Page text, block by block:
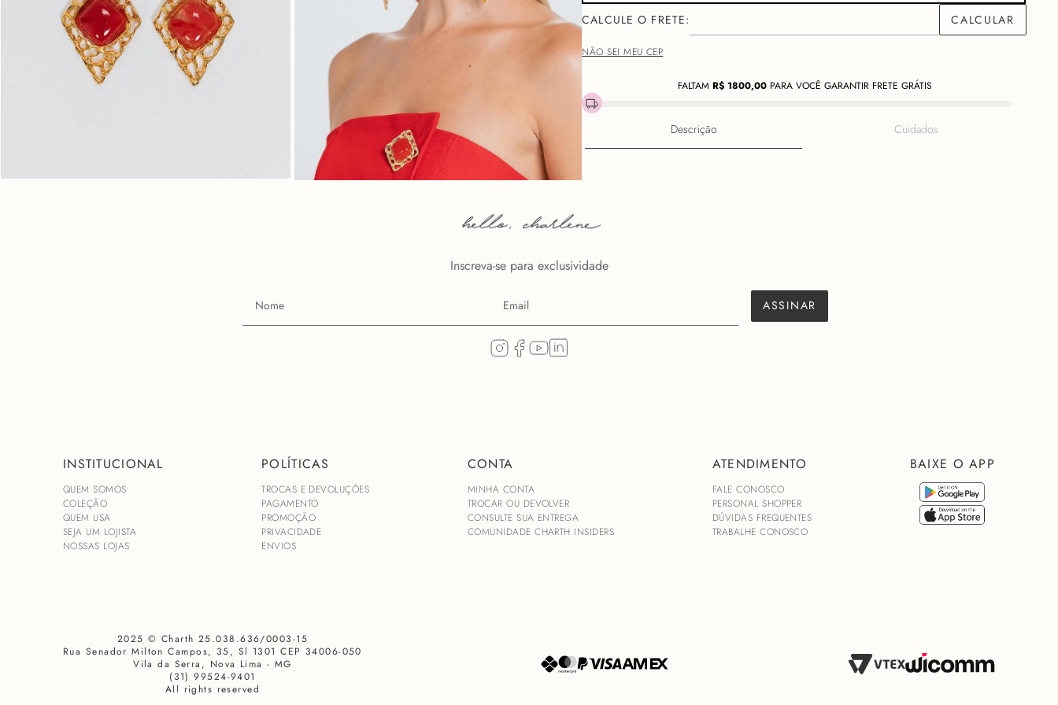
NÃO SEI MEU CEP
FALTAM R$1800,00 PARA VOCÊ GARANTIR FRETE GRÁTIS
Descrição Cuidados
Inscreva-se para exclusividade
ASSINAR
INSTITUCIONAL
QUEM SOMOS
COLEÇÃO
QUEM USA
SEJA UM LOJISTA
NOSSAS LOJAS
POLÍTICAS
TROCAS E DEVOLUÇÕES
PAGAMENTO
PROMOÇÃO
PRIVACIDADE
ENVIOS
CONTA
MINHA CONTA
TROCAR OU DEVOLVER
CONSULTE SUA ENTREGA
COMUNIDADE CHARTH INSIDERS
ATENDIMENTO
FALE CONOSCO
PERSONAL SHOPPER
DÚVIDAS FREQUENTES
TRABALHE CONOSCO
BAIXE O APP
2025 © Charth 25.038.636/0003-15
Rua Senador Milton Campos, 35, Sl 1301 CEP 34006-050
Vila da Serra, Nova Lima - MG
(31) 99524-9401
All rights reserved